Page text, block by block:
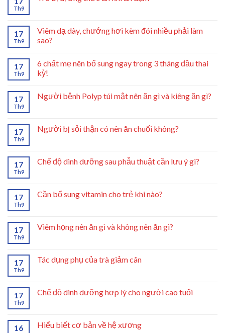
Th9
17
Th9
Viêm dạ dày, chướng hơi kèm đói nhiều phải làm
sao?
17
Th9
6 chất mẹ nên bổ sung ngay trong 3 tháng đầu thai
kỳ!
17
Th9
Người bệnh Polyp túi mật nên ăn gì và kiêng ăn gì?
17
Th9
Người bị sỏi thận có nên ăn chuối không?
17
Th9
Chế độ dinh dưỡng sau phẫu thuật cần lưu ý gì?
17
Th9
Cần bổ sung vitamin cho trẻ khi nào?
17
Th9
Viêm họng nên ăn gì và không nên ăn gì?
17
Th9
Tác dụng phụ của trà giảm cân
17
Th9
Chế độ dinh dưỡng hợp lý cho người cao tuổi
16 Hiểu biết cơ bản về hệ xương